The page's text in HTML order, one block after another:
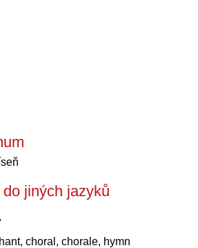
jiných jazyků
choral, chorale, hymn